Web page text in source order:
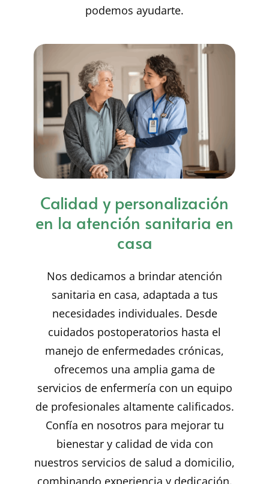
podemos ayudarte.
Calidad y personalización
en la atención sanitaria en
casa
Nos dedicamos a brindar atención
sanitaria en casa, adaptada a tus
necesidades individuales. Desde
cuidados postoperatorios hasta el
manejo de enfermedades crónicas,
ofrecemos una amplia gama de
servicios de enfermería con un equipo
de profesionales altamente calificados.
Confía en nosotros para mejorar tu
bienestar y calidad de vida con
nuestros servicios de salud a domicilio,